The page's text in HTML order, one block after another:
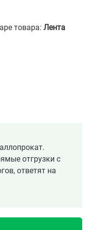
товара: Лента
отгрузки с
ответят на